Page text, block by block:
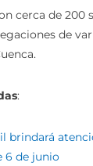
cerca de 200
de
:
brindará
6 de junio